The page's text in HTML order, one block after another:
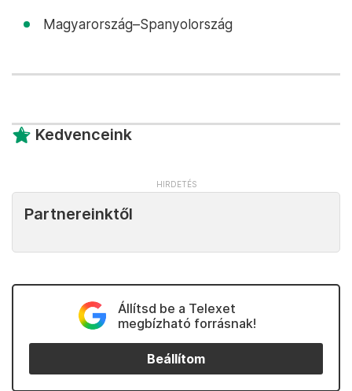
Magyarország–Spanyolország
Kedvenceink
Partnereinktől
Állítsd be a Telexet
megbízható forrásnak!
Beállítom